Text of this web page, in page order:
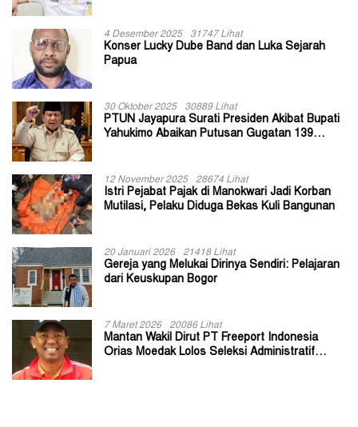
4 Desember 2025 31747 Lihat
Konser Lucky Dube Band dan Luka Sejarah
Papua
30 Oktober 2025 30889 Lihat
PTUN Jayapura Surati Presiden Akibat Bupati
Yahukimo Abaikan Putusan Gugatan 139
12 November 2025 28674 Lihat
Istri Pejabat Pajak di Manokwari Jadi Korban
Mutilasi, Pelaku Diduga Bekas Kuli Bangunan
20 Januari 2026 21418 Lihat
Gereja yang Melukai Dirinya Sendiri: Pelajaran
dari Keuskupan Bogor
7 Maret 2026 20086 Lihat
Mantan Wakil Dirut PT Freeport Indonesia
Orias Moedak Lolos Seleksi Administratif